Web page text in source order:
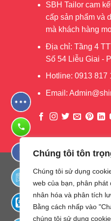
Chúng tôi tôn
Chúng tôi sử dụng
web của bạn, phân
nhân hóa và phân tích
Bằng cách nhấp vào
chúng tôi sử dụng cookie.
SBH Tailor cam
cấp sản phẩm và
mà khách hàng
Địa chỉ: Tầng 4
Số 54 Liễu Giai -
Hotline: 0913 817
Email: